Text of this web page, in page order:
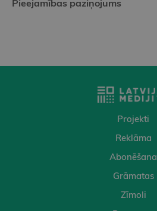
Pieejamības paziņojums
Projekti
Reklāma
Abonēšana
Grāmatas
Zīmoli